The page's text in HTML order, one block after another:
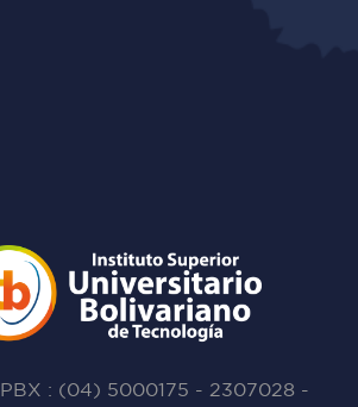
PBX : (04) 5000175 - 2307028 -